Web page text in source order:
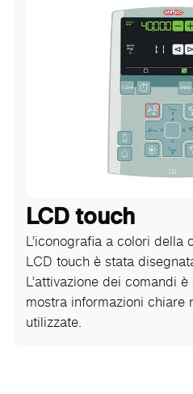
LCD touch
L’iconografia a colori
LCD touch è stata
L’attivazione dei comandi
mostra informazioni chiare
utilizzate.